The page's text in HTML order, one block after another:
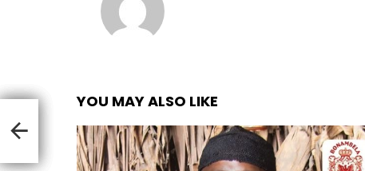
YOU MAY ALSO LIKE